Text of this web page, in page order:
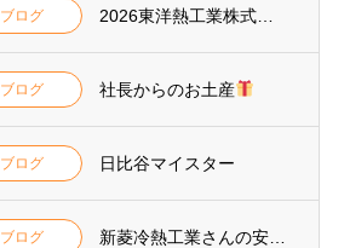
ブログ
ブログ 社長からのお土産
ブログ 日比谷マイスター
ブログ